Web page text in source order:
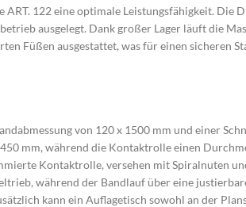
122 eine optimale Leistungsfähigkeit. Die
ausgelegt. Dank großer Lager läuft die
Füßen ausgestattet, was für einen sicheren
von 120 x 1500 mm und einer
mm, während die Kontaktrolle einen
Kontaktrolle, versehen mit Spiralnuten
während der Bandlauf über eine
kann ein Auflagetisch sowohl an der